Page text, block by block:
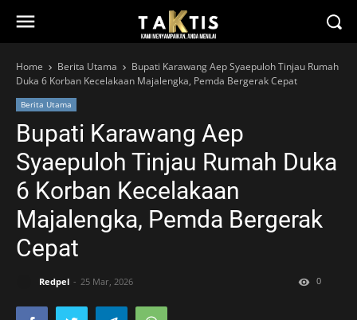
Home Berita Utama
Bupati Karawang Aep Syaepuloh Tinjau Rumah
Duka 6 Korban Kecelakaan Majalengka, Pemda Bergerak Cepat
Berita Utama
Bupati Karawang Aep
Syaepuloh Tinjau Rumah Duka
6 Korban Kecelakaan
Majalengka, Pemda Bergerak
Cepat
Redpel 25 Mar, 2026 0